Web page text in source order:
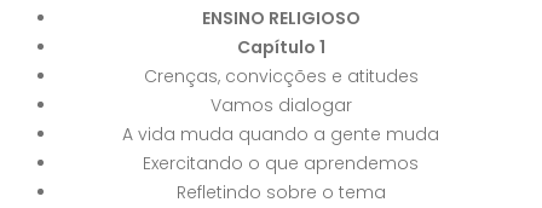
ENSINO RELIGIOSO
Capítulo 1
Crenças, convicções e atitudes
Vamos dialogar
A vida muda quando a gente muda
Exercitando o que aprendemos
Refletindo sobre o tema